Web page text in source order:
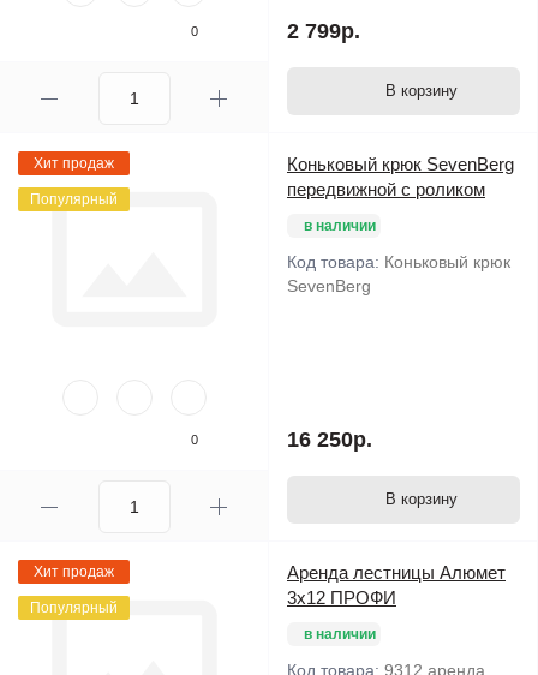
0 2 799р.
В корзину
Хит продаж
Популярный
0
Коньковый крюк SevenBerg
передвижной с роликом
в наличии
Код товара: Коньковый крюк
SevenBerg
16 250р.
В корзину
Хит продаж
Популярный
Аренда лестницы Алюмет
3х12 ПРОФИ
в наличии
Код товара: 9312 аренда